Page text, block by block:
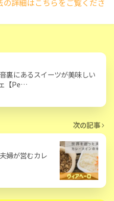
裏にあるスイーツが美味しい
【Pe…
次の記事
婦が営むカレ